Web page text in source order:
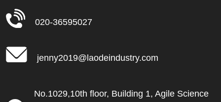
020-36595027
jenny2019@laodeindustry.com
No.1029,10th floor, Building 1, Agile Science